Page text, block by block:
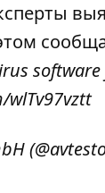
wlTv97vztt